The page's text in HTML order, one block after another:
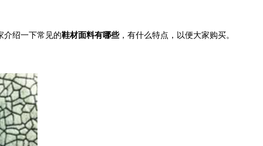
介绍一下常见的鞋材面料有哪些，有什么特点，以便大家购买。